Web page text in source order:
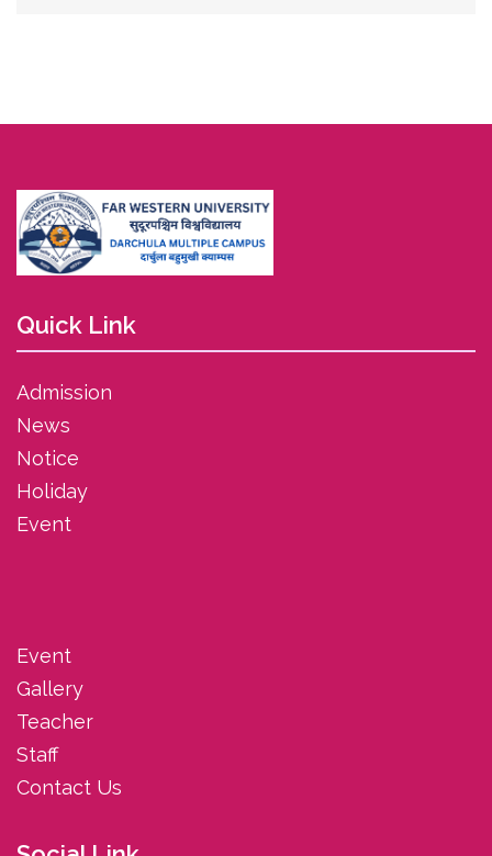
Quick Link
Admission
News
Notice
Holiday
Event
Event
Gallery
Teacher
Staff
Contact Us